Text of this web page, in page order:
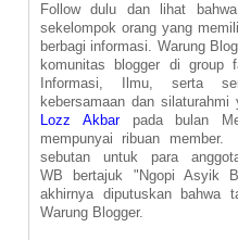
Follow dulu dan lihat
sekelompok orang yang
berbagi informasi. Warung
komunitas blogger di group
Informasi, Ilmu, serta
kebersamaan dan
Lozz Akbarpada bulan
mempunyai ribuan
sebutan untuk para
WB bertajuk "Ngopi Asyik
akhirnya diputuskan bahwa
Warung Blogger.